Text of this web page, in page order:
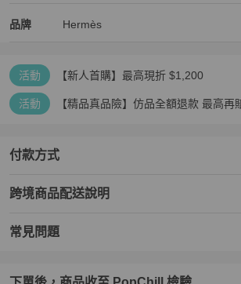
品牌
Hermès 精品女包品牌介紹
Hermès
Hermès 推薦清單
活動 【新人首購】最高現折 $1,200
活動 【精品真品險】仿品全額退款 最高再
付款方式
跨境商品配送說明
常見問題